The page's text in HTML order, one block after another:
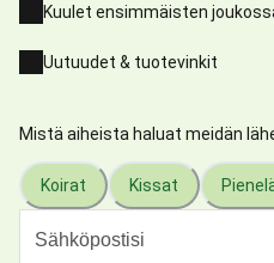
Kuulet ensimmäisten
Uutuudet & tuotevinkit
Mistä aiheista haluat meidän
Koirat Kissat